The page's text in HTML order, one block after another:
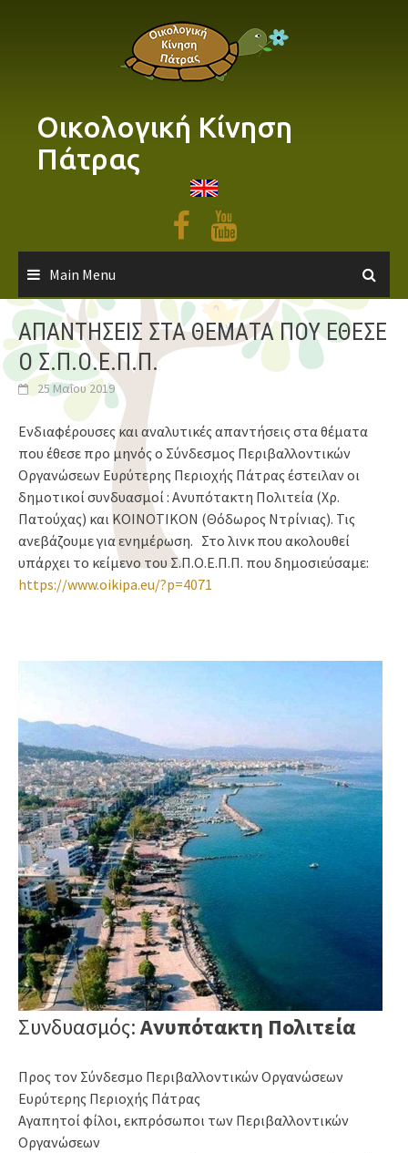
Οικολογική Κίνηση
Πάτρας
Main Menu
ΑΠΑΝΤΗΣΕΙΣ ΣΤΑ ΘΕΜΑΤΑ ΠΟΥ ΕΘΕΣΕ
Ο Σ.Π.Ο.Ε.Π.Π.
25 Μαΐου 2019
Ενδιαφέρουσες και αναλυτικές απαντήσεις στα θέματα
που έθεσε προ μηνός ο Σύνδεσμος Περιβαλλοντικών
Οργανώσεων Ευρύτερης Περιοχής Πάτρας έστειλαν οι
δημοτικοί συνδυασμοί : Ανυπότακτη Πολιτεία (Χρ.
Πατούχας) και ΚΟΙΝΟΤΙΚΟΝ (Θόδωρος Ντρίνιας). Τις
ανεβάζουμε για ενημέρωση. Στο λινκ που ακολουθεί
υπάρχει το κείμενο του Σ.Π.Ο.Ε.Π.Π. που δημοσιεύσαμε:
https://www.oikipa.eu/?p=4071
Συνδυασμός:Ανυπότακτη Πολιτεία
Προς τον Σύνδεσμο Περιβαλλοντικών Οργανώσεων
Ευρύτερης Περιοχής Πάτρας
Αγαπητοί φίλοι, εκπρόσωποι των Περιβαλλοντικών
Οργανώσεων